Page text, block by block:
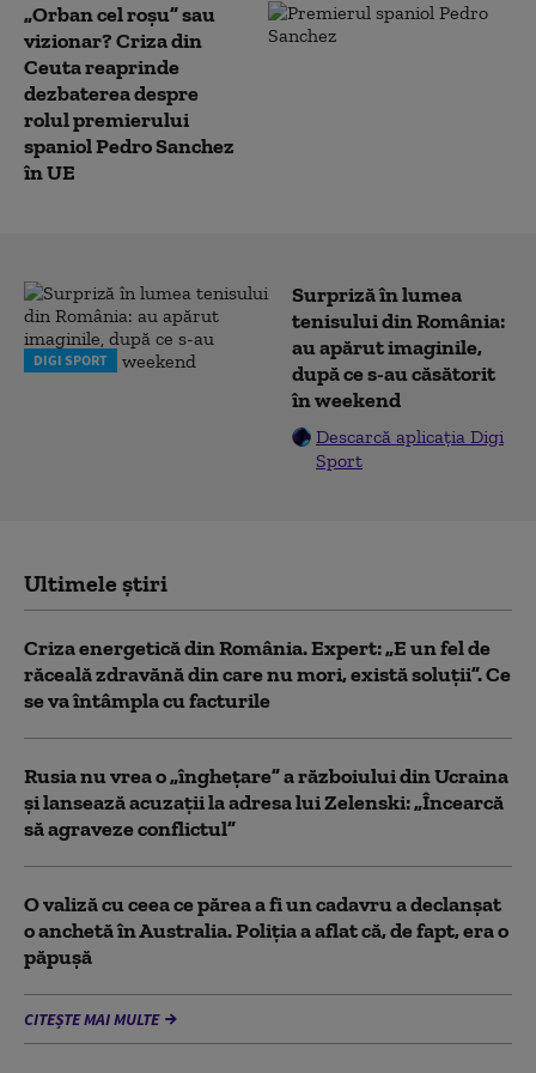
„Orban cel roșu” sau
vizionar? Criza din
Ceuta reaprinde
dezbaterea despre
rolul premierului
spaniol Pedro Sanchez
în UE
DIGI SPORT
Surpriză în lumea
tenisului din România:
au apărut imaginile,
după ce s-au căsătorit
în weekend
Descarcă aplicația Digi
Sport
Ultimele știri
Criza energetică din România. Expert: „E un fel de
răceală zdravănă din care nu mori, există soluții”. Ce
se va întâmpla cu facturile
Rusia nu vrea o „înghețare” a războiului din Ucraina
și lansează acuzații la adresa lui Zelenski: „Încearcă
să agraveze conflictul”
O valiză cu ceea ce părea a fi un cadavru a declanșat
o anchetă în Australia. Poliția a aflat că, de fapt, era o
păpușă
CITEȘTE MAI MULTE